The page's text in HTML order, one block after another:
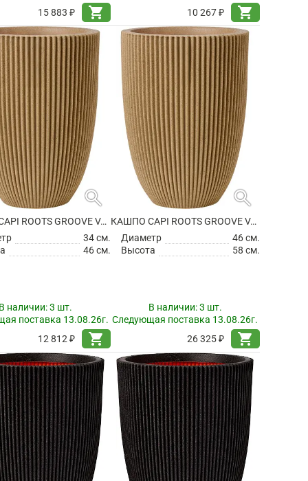
15 883 ₽
shopping_cart
10 267 ₽
shopping_cart
search
КАШПО CAPI ROOTS GROOVE VASE ELEGANT LOW BEIGE
34 см.
46 см.
наличии:3 шт.
поставка 13.08.26г.
12 812 ₽
shopping_cart
search
КАШПО CAPI ROOTS GROOVE VASE ELEGANT LOW BEIGE
Диаметр
46 см.
Высота
58 см.
В наличии:3 шт.
Следующая поставка 13.08.26г.
26 325 ₽
shopping_cart